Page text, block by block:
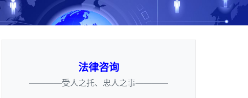
法律咨询
————受人之托、忠人之事————